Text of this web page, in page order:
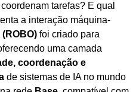
tarefas? E qual
a interação máquina-
foi criado para
uma camada
coordenação e
de sistemas de IA no mundo